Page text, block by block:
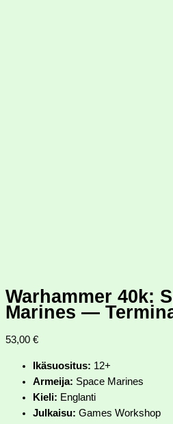
Warhammer 40k:
Marines —
53,00 €
Ikäsuositus: 12+
Armeija: Space Marines
Kieli: Englanti
Julkaisu: Games Workshop